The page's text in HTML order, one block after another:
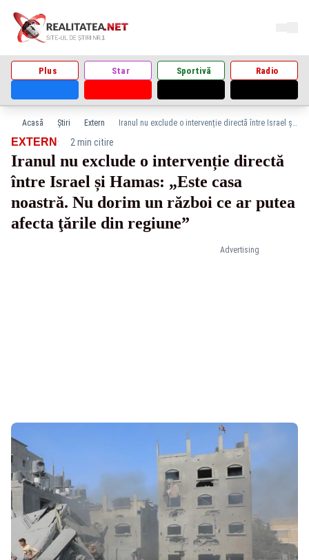
Plus Star Sportivă Radio
Acasă Știri Extern Iranul nu exclude o intervenție directă între Israel și Hamas: „Este casa noastră. Nu dorim un război ce ar putea afecta ţările din regiune”
Advertising
EXTERN · 2 min citire
Iranul nu exclude o intervenție directă
între Israel și Hamas: „Este casa
noastră. Nu dorim un război ce ar putea
afecta ţările din regiune”